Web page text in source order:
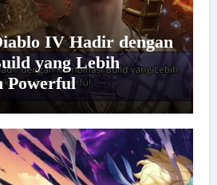
IV Hadir dengan
yang Lebih
Powerful